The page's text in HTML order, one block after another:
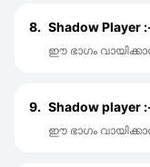
8. Shadow Player
ഈ ഭാഗം
9. Shadow player
ഈ ഭാഗം